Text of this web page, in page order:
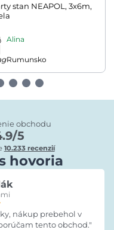
stan NEAPOL, 3x6m,
Alina
Rumunsko
obchodu
5
10.233 recenzií
hovoria
nákup prebehol v
tento obchod."